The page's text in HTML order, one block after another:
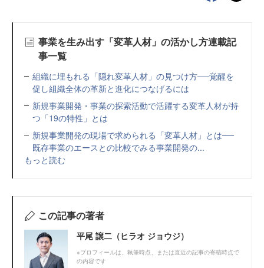
事業を生み出す「変革人材」の活かし方連載記
事一覧
組織に埋もれる「隠れ変革人材」の見つけ方──覚醒を
促し組織全体の革新と進化につなげるには
新規事業開発・事業の探索活動で活躍する変革人材が持
つ「19の特性」とは
新規事業開発の現場で求められる「変革人材」とは──
既存事業のエースとの比較でみる事業開発の...
もっと読む
この記事の著者
平尾 譲⼆（ヒラオ ジョウジ）
※プロフィールは、執筆時点、または直近の記事の寄稿時点で
の内容です